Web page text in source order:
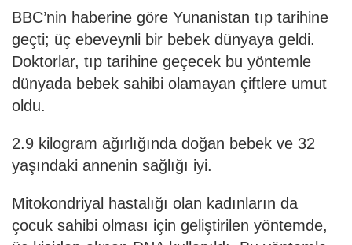
BBC’nin haberine göre Yunanistan tıp tarihine
geçti; üç ebeveynli bir bebek dünyaya geldi.
Doktorlar, tıp tarihine geçecek bu yöntemle
dünyada bebek sahibi olamayan çiftlere umut
oldu.
2.9 kilogram ağırlığında doğan bebek ve 32
yaşındaki annenin sağlığı iyi.
Mitokondriyal hastalığı olan kadınların da
çocuk sahibi olması için geliştirilen yöntemde,